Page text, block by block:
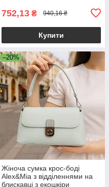
752,13 ₴ 940,16 ₴
Купити
–20%
Жіноча сумка крос-боді
Alex&Mia з відділеннями на
блискавці з екошкіри